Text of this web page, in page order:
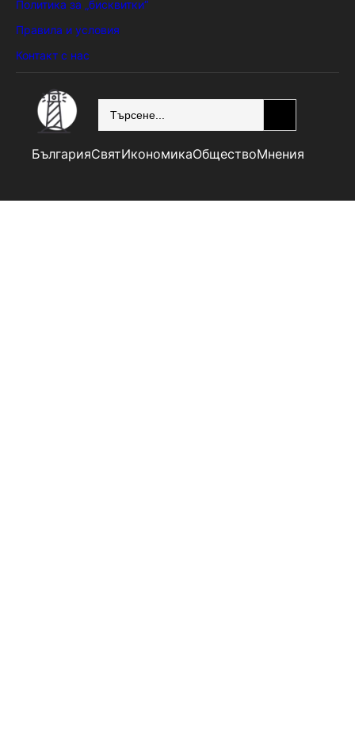
Политика за „бисквитки“
Правила и условия
Контакт с нас
БългарияСвятИкономикаОбществоМнения